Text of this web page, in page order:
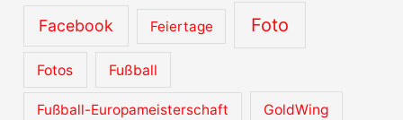
Facebook Feiertage Foto
Fotos Fußball
Fußball-Europameisterschaft GoldWing